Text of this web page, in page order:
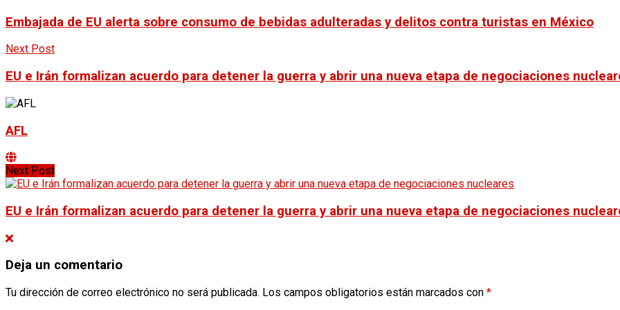
Embajada de EU alerta sobre consumo de bebidas adulteradas y delitos contra turistas en México
Next Post
EU e Irán formalizan acuerdo para detener la guerra y abrir una nueva etapa de negociaciones
AFL
Next Post
EU e Irán formalizan acuerdo para detener la guerra y abrir una nueva etapa de negociaciones
Deja un comentario
Tu dirección de correo electrónico no será publicada. Los campos obligatorios están marcados con *